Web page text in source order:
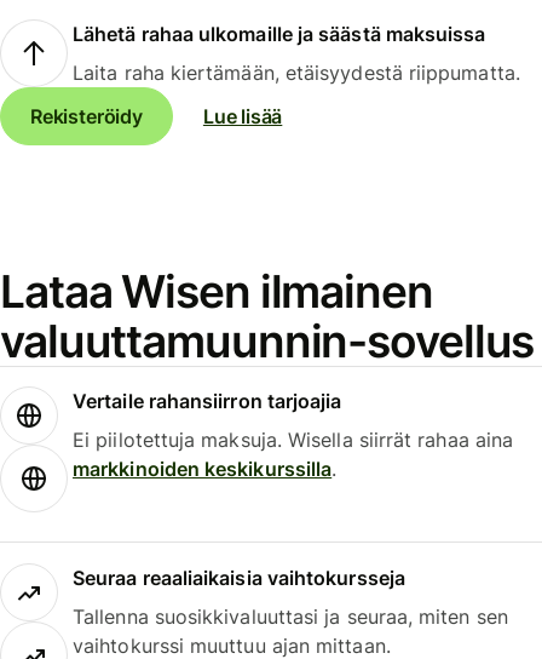
Lähetä rahaa ulkomaille ja säästä maksuissa
Laita raha kiertämään, etäisyydestä riippumatta.
Rekisteröidy
Lue lisää
Lataa Wisen ilmainen
valuuttamuunnin-sovellus
Vertaile rahansiirron tarjoajia
Ei piilotettuja maksuja. Wisella siirrät rahaa aina
markkinoiden keskikurssilla.
Seuraa reaaliaikaisia vaihtokursseja
Tallenna suosikkivaluuttasi ja seuraa, miten sen
vaihtokurssi muuttuu ajan mittaan.